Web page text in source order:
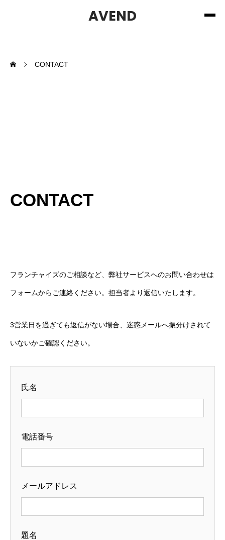
AVEND
CONTACT
CONTACT
フランチャイズのご相談など、弊社サービスへのお問い合わせは
フォームからご連絡ください。担当者より返信いたします。
3営業日を過ぎても返信がない場合、迷惑メールへ振分けされて
いないかご確認ください。
氏名
電話番号
メールアドレス
題名